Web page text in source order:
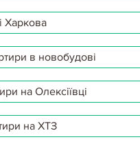
Харкова
в новобудові
на Олексіївці
на ХТЗ